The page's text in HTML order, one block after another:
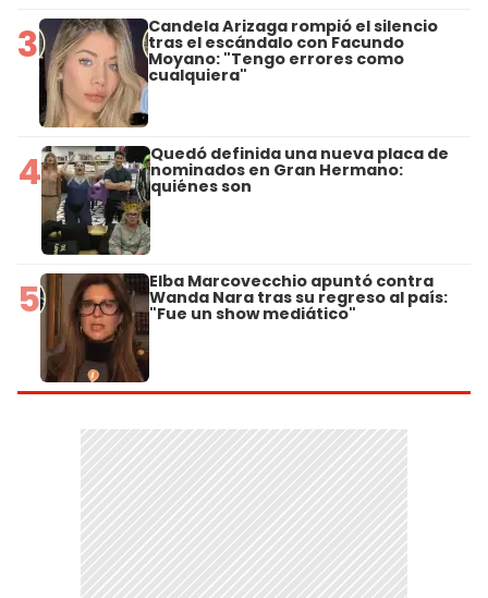
3 Candela Arizaga rompió el silencio
tras el escándalo con Facundo
Moyano: "Tengo errores como
cualquiera"
4 Quedó definida una nueva placa de
nominados en Gran Hermano:
quiénes son
5 Elba Marcovecchio apuntó contra
Wanda Nara tras su regreso al país:
"Fue un show mediático"